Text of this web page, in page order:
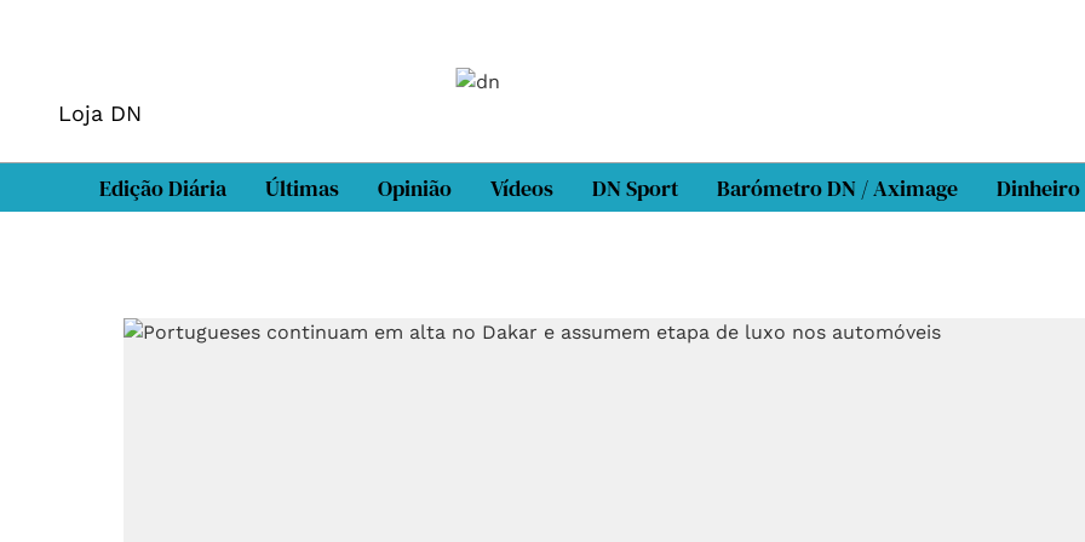
Loja DN
Edição Diária Últimas Opinião Vídeos DN Sport Barómetro DN / Aximage Dinheiro